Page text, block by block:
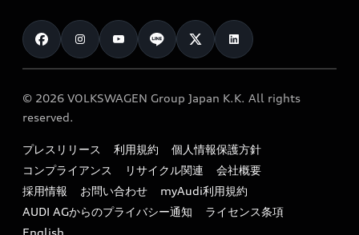
カタログ一覧
車検 / 定期点検
e-tronアフターサポート
myAudi
クオリティ
保証
メンテナンス
ファイナンス
キャンペーン / イベント
買取査定
お知らせ
オーナー様向けキャンペーン
特定整備適用車一覧
リサイクル法
よくある質問（FAQ）
© 2026 VOLKSWAGEN Group Japan K.K. All rights
reserved.
プレスリリース 利用規約
個人情報保護方針
コンプライアンス
リサイクル関連
会社概要
採用情報
お問い合わせ
myAudi利用規約
AUDI AGからのプライバシー通知
ライセンス条項
English